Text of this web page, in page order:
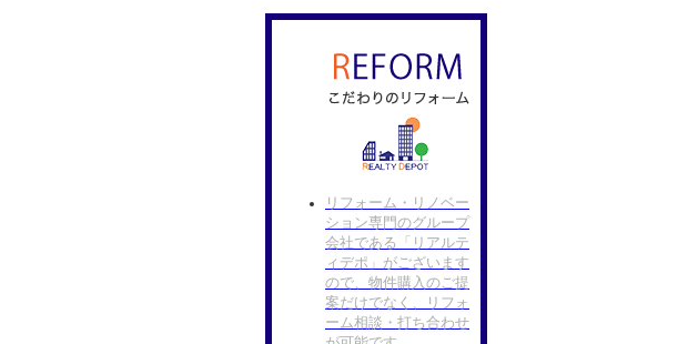
リフォーム・リノベー
ション専門のグループ
会社である「リアルテ
ィデポ」がございます
ので、物件購入のご提
案だけでなく、リフォ
ーム相談・打ち合わせ